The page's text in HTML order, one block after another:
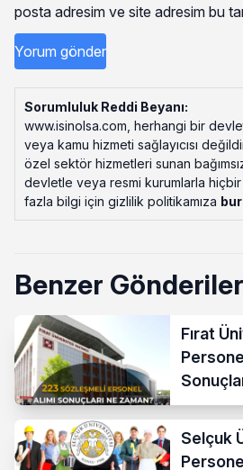
posta adresim ve site adresim bu
Sorumluluk Reddi Beyanı:
www.isinolsa.com, herhangi bir
veya kamu hizmeti sağlayıcısı
özel sektör hizmetleri sunan
devletle veya resmi kurumlarla hiçbir
fazla bilgi için gizlilik politikamıza
Benzer Gönderiler
Fırat
Selçuk